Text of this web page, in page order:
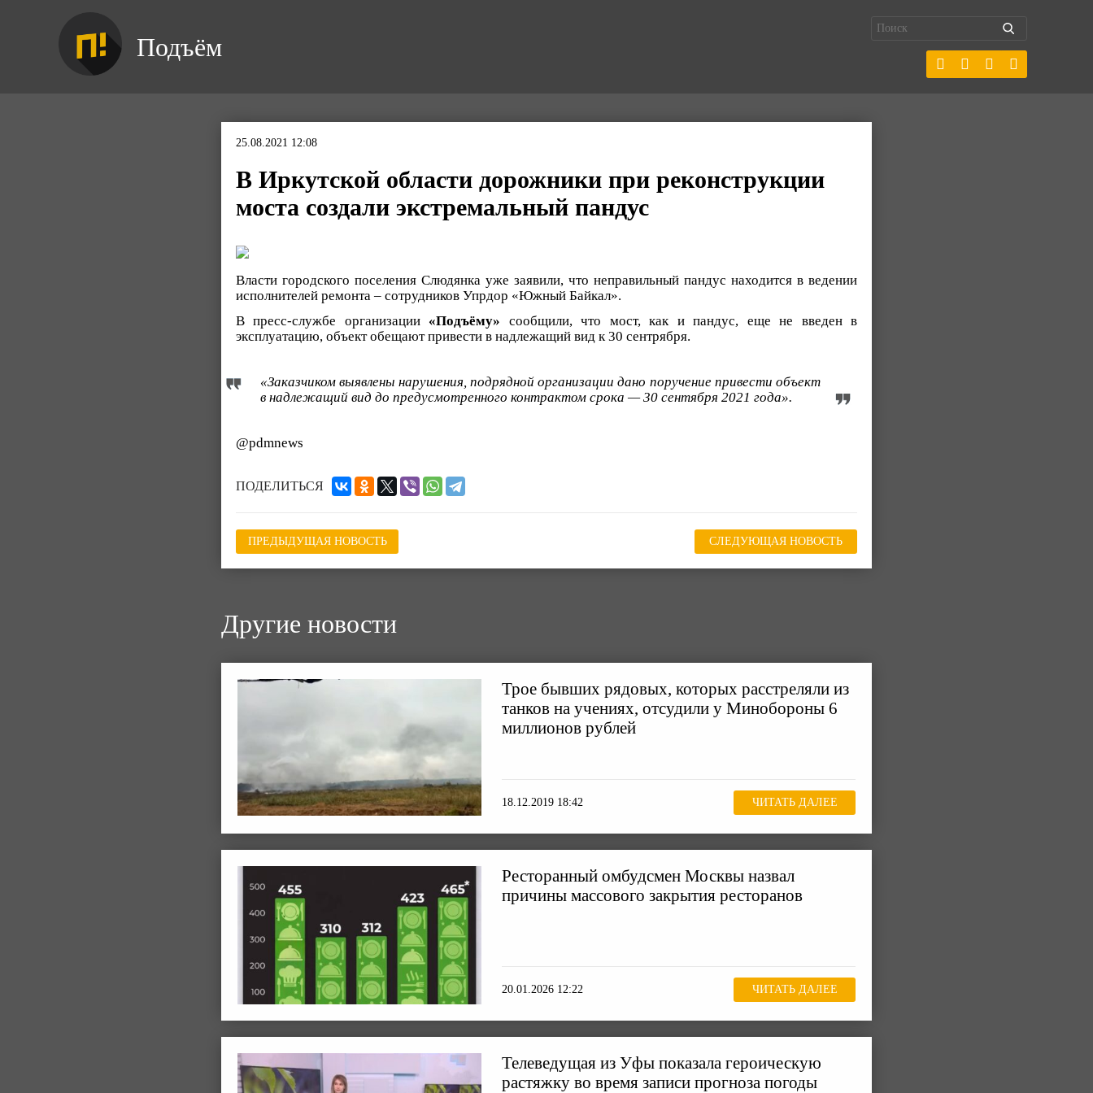
Подъём
25.08.2021 12:08
В Иркутской области дорожники при реконструкции
моста создали экстремальный пандус
Власти городского поселения Слюдянка уже заявили, что неправильный пандус находится в ведении
исполнителей ремонта – сотрудников Упрдор «Южный Байкал».
В пресс-службе организации «Подъёму» сообщили, что мост, как и пандус, еще не введен в
эксплуатацию, объект обещают привести в надлежащий вид к 30 сентрября.
«Заказчиком выявлены нарушения, подрядной организации дано поручение привести объект
в надлежащий вид до предусмотренного контрактом срока — 30 сентября 2021 года».
@pdmnews
ПОДЕЛИТЬСЯ
ПРЕДЫДУЩАЯ НОВОСТЬ СЛЕДУЮЩАЯ НОВОСТЬ
Другие новости
Трое бывших рядовых, которых расстреляли из
танков на учениях, отсудили у Минобороны 6
миллионов рублей
18.12.2019 18:42 ЧИТАТЬ ДАЛЕЕ
Ресторанный омбудсмен Москвы назвал
причины массового закрытия ресторанов
20.01.2026 12:22 ЧИТАТЬ ДАЛЕЕ
Телеведущая из Уфы показала героическую
растяжку во время записи прогноза погоды